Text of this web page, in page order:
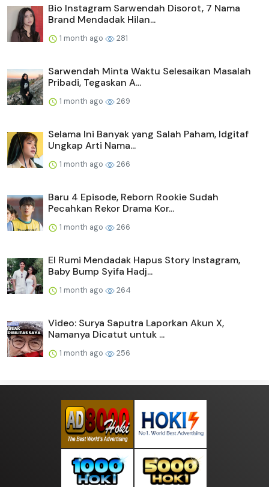
Bio Instagram Sarwendah Disorot, 7 Nama
Brand Mendadak Hilan...
1 month ago 281
Sarwendah Minta Waktu Selesaikan Masalah
Pribadi, Tegaskan A...
1 month ago 269
Selama Ini Banyak yang Salah Paham, Idgitaf
Ungkap Arti Nama...
1 month ago 266
Baru 4 Episode, Reborn Rookie Sudah
Pecahkan Rekor Drama Kor...
1 month ago 266
El Rumi Mendadak Hapus Story Instagram,
Baby Bump Syifa Hadj...
1 month ago 264
Video: Surya Saputra Laporkan Akun X,
Namanya Dicatut untuk ...
1 month ago 256